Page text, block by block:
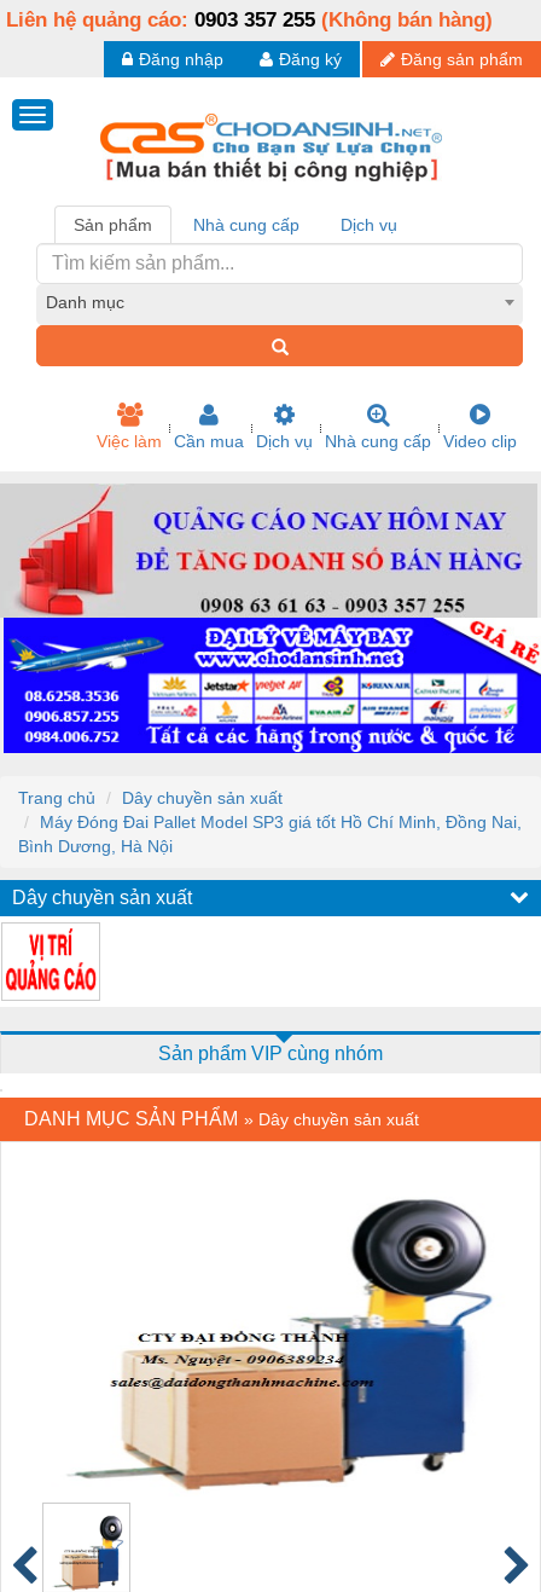
Liên hệ quảng cáo: 0903 357 255 (Không bán hàng)
Đăng sản phẩm
Đăng ký
Đăng nhập
Sản phẩm Nhà cung cấp Dịch vụ
Danh mục
Việc làm Cần mua Dịch vụ Nhà cung cấp Video clip
Trang chủ
Dây chuyền sản xuất
Máy Đóng Đai Pallet Model SP3 giá tốt Hồ Chí Minh, Đồng Nai,
Bình Dương, Hà Nội
Dây chuyền sản xuất
Sản phẩm VIP cùng nhóm
DANH MỤC SẢN PHẨM » Dây chuyền sản xuất